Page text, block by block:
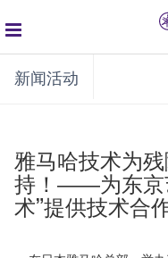
global
navigation
新闻活动
雅马哈技术为
持！――为东京
术”提供技术合